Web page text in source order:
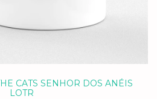
CATS SENHOR DOS ANÉIS
LOTR